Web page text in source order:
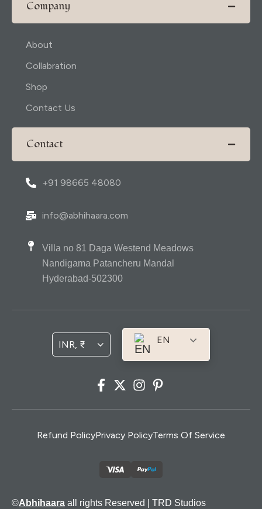
Company
About
Collabration
Shop
Contact Us
Contact
+91 98665 48080
info@abhihaara.com
Villa no 81 Daga Westend Meadows
Nandigama Patancheru Mandal
Hyderabad-502300
INR, ₹ EN
©Abhihaara all rights Reserved | TRD Studios
Refund PolicyPrivacy PolicyTerms Of Service